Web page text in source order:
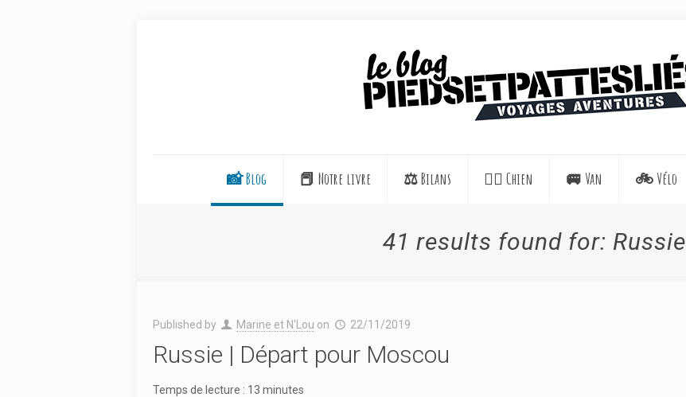
📸 Blog 📕 Notre livre ⚖️ Bilans 🐕‍🦺 Chien 🚐 Van 🚲 Vélo
41 results found for: Russie
Published by Marine et N'Lou on 22/11/2019
Russie | Départ pour Moscou
Temps de lecture : 13 minutes